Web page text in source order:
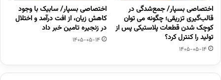
اختصاصی بسپار/ جمع‌شدگی در
قالب‌گیری تزریقی؛ چگونه می توان
کوچک شدن قطعات پلاستیکی پس از
تولید را کنترل کرد؟
1405-05-14
اختصاصی بسپار/ سابیک با وجود
کاهش زیان، از افت درآمد و اختلال
در زنجیره تامین خبر داد
1405-05-14